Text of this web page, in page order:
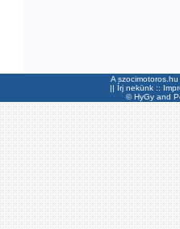
A
|| Írj nekünk ::
©HyGyand